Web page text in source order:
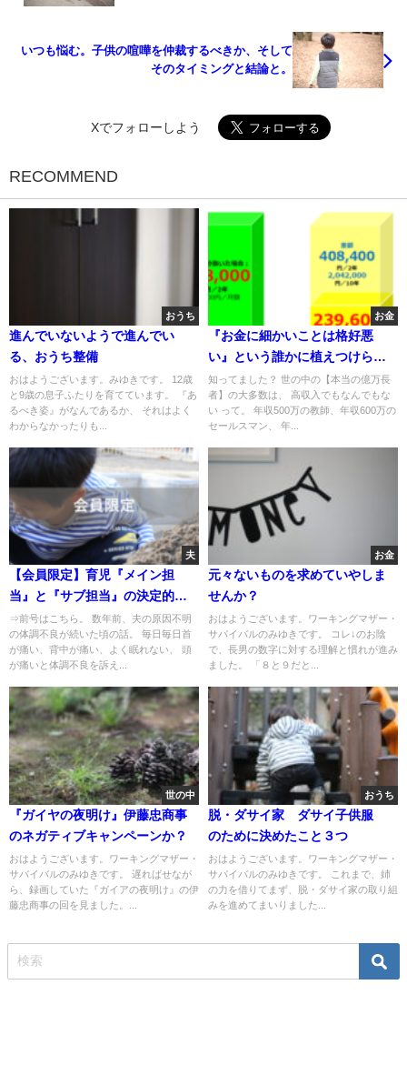
いつも悩む。子供の喧嘩を仲裁するべきか、そして
そのタイミングと結論と。
Xでフォローしよう
RECOMMEND
おうち
進んでいないようで進んでい
る、おうち整備
おはようございます。みゆきです。 12歳
と9歳の息子ふたりを育てています。 『あ
るべき姿』がなんであるか、 それはよく
わからなかったりも...
お金
『お金に細かいことは格好悪
い』という誰かに植えつけられ
た固定観念に騙されている人が
バカを見る
知ってました？ 世の中の【本当の億万長
者】の大多数は、 高収入でもなんでもな
い って。 年収500万の教師、年収600万の
セールスマン、 年...
夫
【会員限定】育児『メイン担
当』と『サブ担当』の決定的な
違い
⇒前号はこちら。 数年前、夫の原因不明
の体調不良が続いた頃の話。 毎日毎日首
が痛い、背中が痛い、よく眠れない、 頭
が痛いと体調不良を訴え...
お金
元々ないものを求めていやしま
せんか？
おはようございます。ワーキングマザー・
サバイバルのみゆきです。 コレ↓のお陰
で、長男の数字に対する理解と慣れが進み
ました。 「８と９だと...
世の中
『ガイヤの夜明け』伊藤忠商事
のネガティブキャンペーンか？
おはようございます。ワーキングマザー・
サバイバルのみゆきです。 遅ればせなが
ら、録画していた『ガイアの夜明け』の伊
藤忠商事の回を見ました。...
おうち
脱・ダサイ家 ダサイ子供服
のために決めたこと３つ
おはようございます。ワーキングマザー・
サバイバルのみゆきです。 これまで、姉
の力を借りてまず、脱・ダサイ家の取り組
みを進めてまいりました...